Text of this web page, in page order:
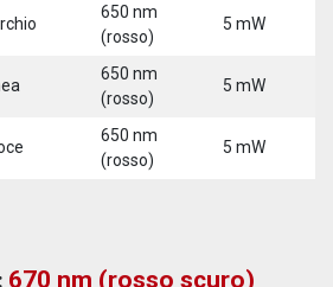
650 nm
(rosso)
5 mW
650 nm
(rosso)
5 mW
650 nm
(rosso)
5 mW
670 nm (rosso scuro)